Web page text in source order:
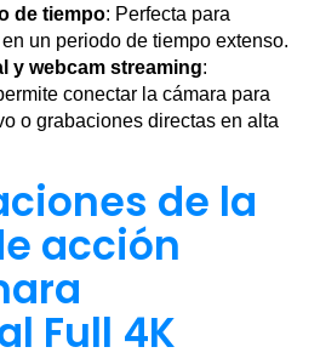
de tiempo: Perfecta para
un periodo de tiempo extenso.
y webcam streaming:
conectar la cámara para
o grabaciones directas en alta
de la
acción
Full 4K